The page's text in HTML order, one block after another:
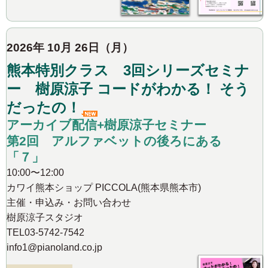
2026年 10月 26日（月）
熊本特別クラス 3回シリーズセミナ
ー 樹原涼子 コードがわかる！ そう
だったの！
アーカイブ配信+樹原涼子セミナー
第2回 アルファベットの後ろにある
「７」
10:00〜12:00
カワイ熊本ショップ PICCOLA(熊本県熊本市)
主催・申込み・お問い合わせ
樹原涼子スタジオ
TEL03-5742-7542
info1@pianoland.co.jp